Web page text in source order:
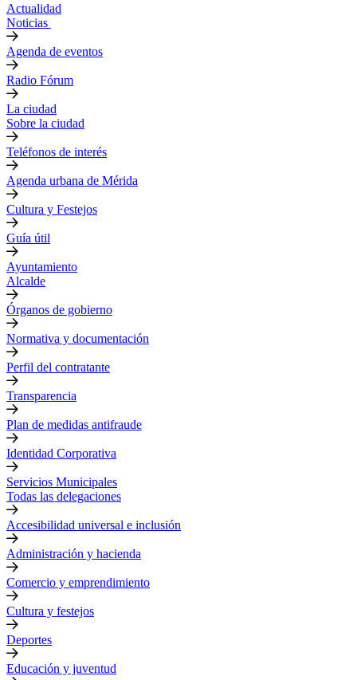
Actualidad
Noticias
Agenda de eventos
Radio Fórum
La ciudad
Sobre la ciudad
Teléfonos de interés
Agenda urbana de Mérida
Cultura y Festejos
Guía útil
Ayuntamiento
Alcalde
Órganos de gobierno
Normativa y documentación
Perfil del contratante
Transparencia
Plan de medidas antifraude
Identidad Corporativa
Servicios Municipales
Todas las delegaciones
Accesibilidad universal e inclusión
Administración y hacienda
Comercio y emprendimiento
Cultura y festejos
Deportes
Educación y juventud